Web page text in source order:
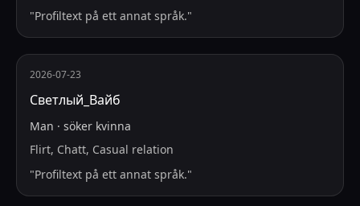
"Profiltext på ett annat språk."
2026-07-23
Светлый_Вайб
Man · söker kvinna
Flirt, Chatt, Casual relation
"Profiltext på ett annat språk."